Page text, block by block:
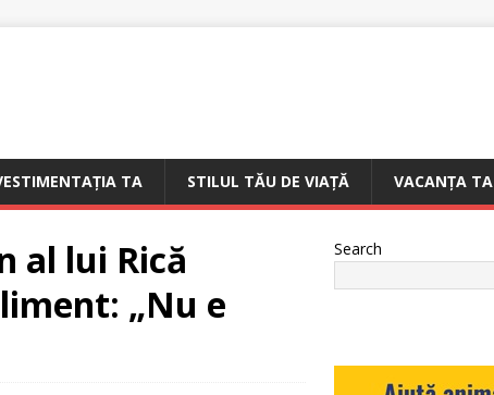
TA STILUL TĂU DE VIAȚĂ VACANȚA TA
al lui Rică
„Nu e
Search